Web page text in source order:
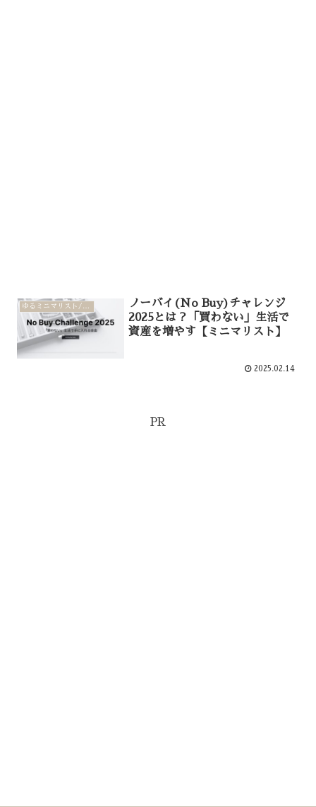
ノーバイ(No Buy)チャレンジ
2025とは？「買わない」生活で
資産を増やす【ミニマリスト】
2025.02.14
PR